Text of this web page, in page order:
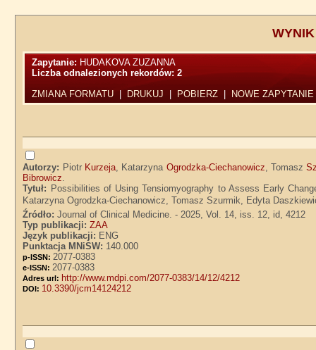
Zapytanie: HUDAKOVA ZUZANNA
Liczba odnalezionych rekordów:2
ZMIANA FORMATU
DRUKUJ POBIERZ NOWE ZAPYTANIE
Autorzy: Piotr Kurzeja, Katarzyna Ogrodzka-Ciechanowicz, Tomasz
Bibrowicz.
Tytuł: Possibilities of Using Tensiomyography to Assess Early
Katarzyna Ogrodzka-Ciechanowicz, Tomasz Szurmik, Edyta
Źródło:Journal of Clinical Medicine. - 2025, Vol. 14, iss. 12, id, 4212
Typ publikacji:ZAA
Język publikacji: ENG
Punktacja MNiSW: 140.000
p-ISSN: 2077-0383
e-ISSN: 2077-0383
Adres url: http://www.mdpi.com/2077-0383/14/12/4212
DOI: 10.3390/jcm14124212